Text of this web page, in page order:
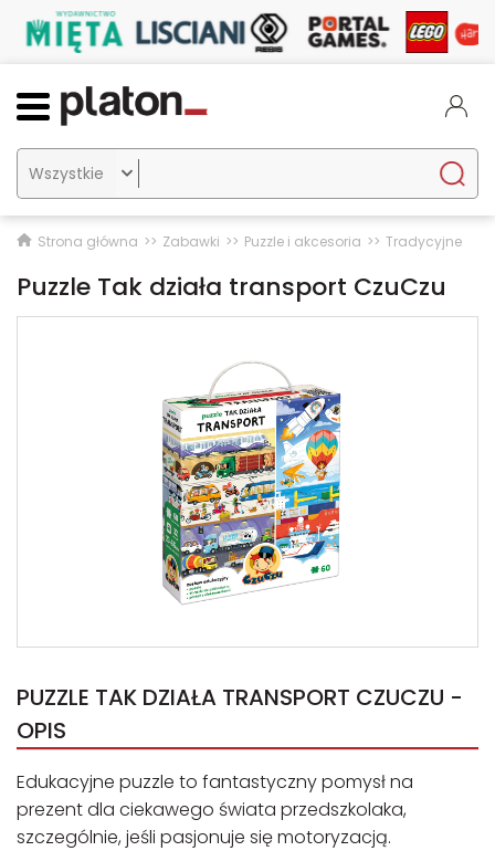

Strona główna Zabawki Puzzle i akcesoria Tradycyjne
Puzzle Tak działa transport CzuCzu
PUZZLE TAK DZIAŁA TRANSPORT CZUCZU -
OPIS
Edukacyjne puzzle to fantastyczny pomysł na
prezent dla ciekawego świata przedszkolaka,
szczególnie, jeśli pasjonuje się motoryzacją.